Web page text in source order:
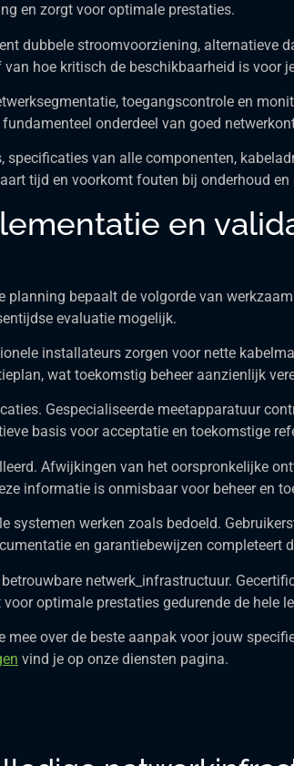
en zorgt voor optimale prestaties.
dubbele stroomvoorziening, alternatieve
hoe kritisch de beschikbaarheid is voor
toegangscontrole en
onderdeel van goed
specificaties van alle componenten,
tijd en voorkomt fouten bij onderhoud en
en
bepaalt de volgorde van
evaluatie mogelijk.
installateurs zorgen voor nette
wat toekomstig beheer aanzienlijk
Gespecialiseerde meetapparatuur
basis voor acceptatie en toekomstige
Afwijkingen van het oorspronkelijke
informatie is onmisbaar voor beheer en
werken zoals bedoeld.
en garantiebewijzen completeert
netwerk_infrastructuur.
optimale prestaties gedurende de hele
over de beste aanpak voor jouw
vind je op onze diensten pagina.